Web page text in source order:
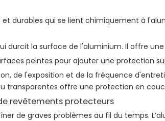
durables qui se lient chimiquement à
durcit la surface de l'aluminium. Il offre
peintes pour ajouter une protection
de l'exposition et de la fréquence
transparentes offre une protection en
revêtements protecteurs
de graves problèmes au fil du temps.